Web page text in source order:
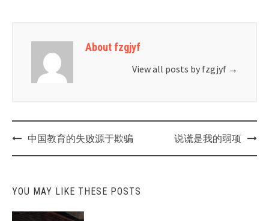
About fzgjyf
View all posts by fzgjyf →
Post中国教育的失败源于欺骗 说谎是我的弱项
YOU MAY LIKE THESE POSTS